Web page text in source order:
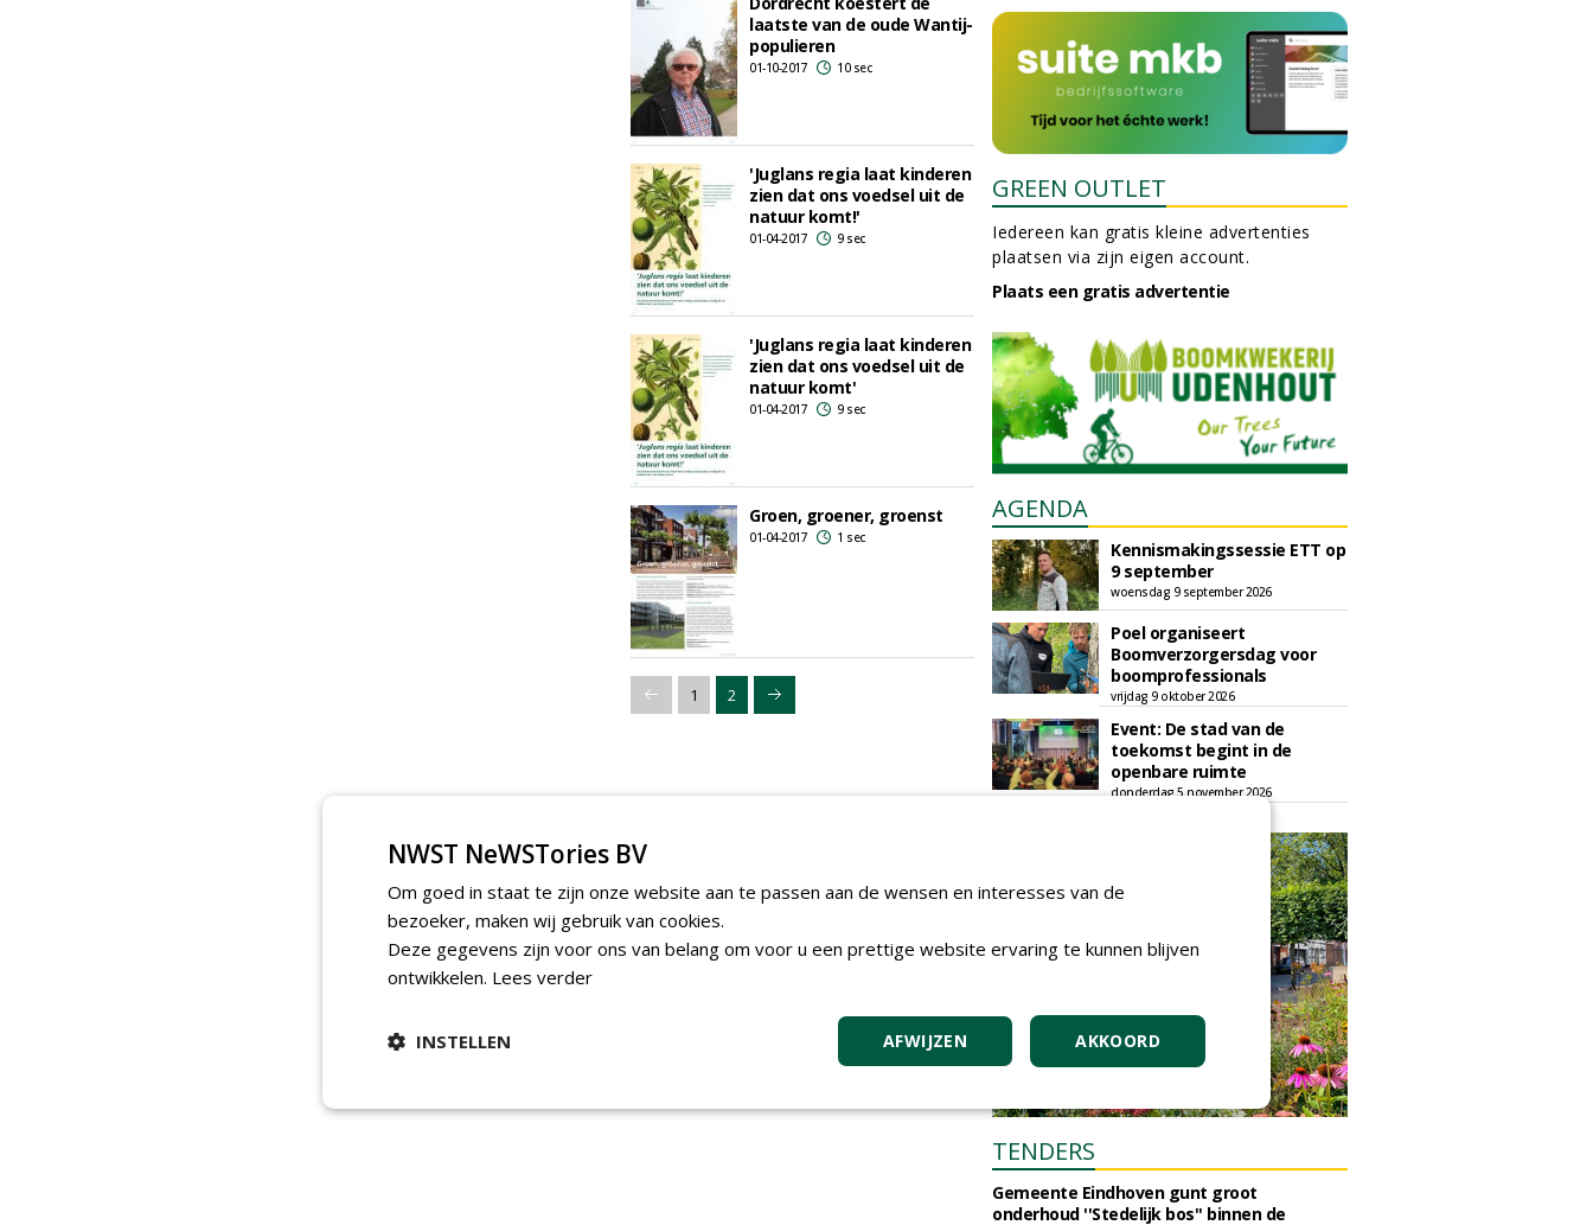
laatste van de oude Wantij-
populieren
01-10-2017 10 sec
'Juglans regia laat kinderen
zien dat ons voedsel uit de
natuur komt!'
01-04-2017 9 sec
'Juglans regia laat kinderen
zien dat ons voedsel uit de
natuur komt'
01-04-2017 9 sec
Groen, groener, groenst
01-04-2017 1 sec
1 2
GREEN OUTLET
Iedereen kan gratis kleine advertenties
plaatsen via zijn eigen account.
Plaats een gratis advertentie
AGENDA
Kennismakingssessie ETT op
9 september
woensdag 9 september 2026
Poel organiseert
Boomverzorgersdag voor
boomprofessionals
vrijdag 9 oktober 2026
Event: De stad van de
toekomst begint in de
openbare ruimte
donderdag 5 november 2026
TENDERS
Gemeente Eindhoven gunt groot
onderhoud ''Stedelijk bos'' binnen de
NWST NeWSTories BV
Om goed in staat te zijn onze website aan te passen aan de wensen en interesses van de
bezoeker, maken wij gebruik van cookies.
Deze gegevens zijn voor ons van belang om voor u een prettige website ervaring te kunnen blijven
ontwikkelen. Lees verder
AKKOORD
AFWIJZEN
INSTELLEN